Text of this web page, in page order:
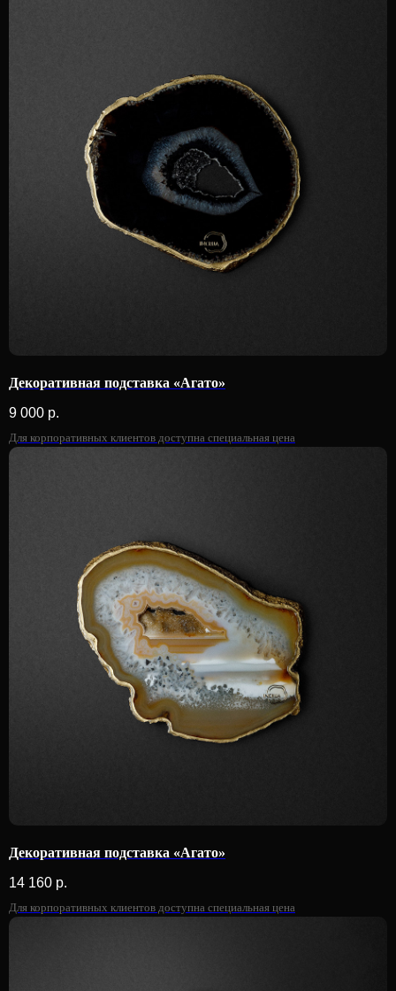
Декоративная подставка «Агато»
9 000 р.
Для корпоративных клиентов доступна специальная цена
Декоративная подставка «Агато»
14 160 р.
Для корпоративных клиентов доступна специальная цена